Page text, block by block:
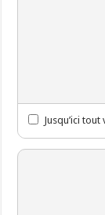
Jusqu’ici tout